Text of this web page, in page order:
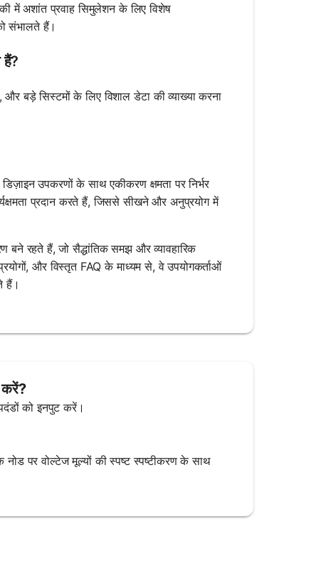
में अशांत प्रवाह सिमुलेशन के लिए विशेष
संभालते हैं।
हैं?
बड़े सिस्टमों के लिए विशाल डेटा की व्याख्या करना
उपकरणों के साथ एकीकरण क्षमता पर निर्भर
प्रदान करते हैं, जिससे सीखने और अनुप्रयोग में
बने रहते हैं, जो सैद्धांतिक समझ और व्यावहारिक
और विस्तृत FAQ के माध्यम से, वे उपयोगकर्ताओं
हैं।
करें?
को इनपुट करें।
नोड पर वोल्टेज मूल्यों की स्पष्ट स्पष्टीकरण के साथ